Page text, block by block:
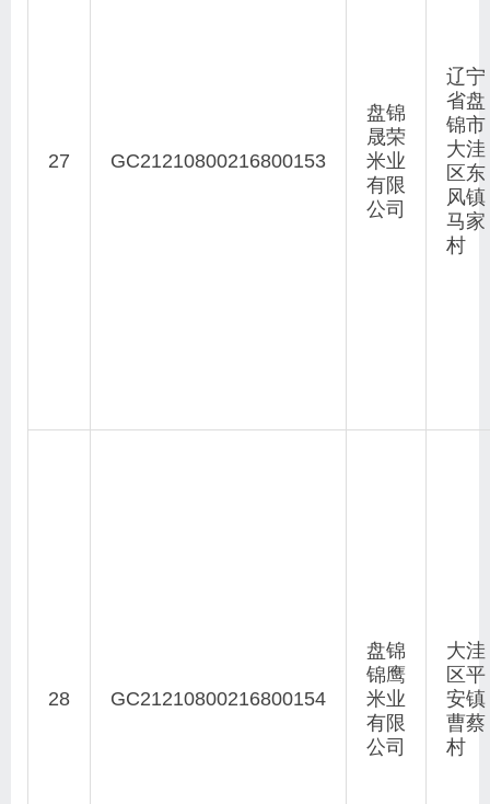
27 GC21210800216800153
盘锦
晟荣
米业
有限
公司
辽宁
省盘
锦市
大洼
区东
风镇
马家
村
28 GC21210800216800154
盘锦
锦鹰
米业
有限
公司
大洼
区平
安镇
曹蔡
村